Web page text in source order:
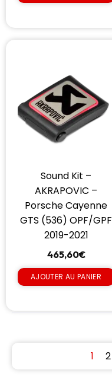
Sound Kit –
AKRAPOVIC –
Porsche Cayenne
GTS (536) OPF/GPF
2019-2021
465,60€
AJOUTER AU PANIER
1 2